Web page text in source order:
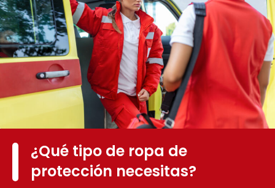
¿Qué tipo de ropa de
protección necesitas?